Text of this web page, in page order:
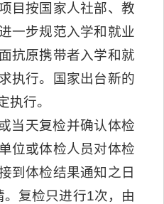
目按国家人社部、教
一步规范入学和就业
抗原携带者入学和就
执行。国家出台新的
执行。
当天复检并确认体检
位或体检人员对体检
到体检结果通知之日
复检只进行1次，由